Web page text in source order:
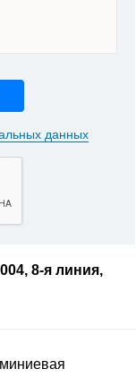
данных
8-я линия,